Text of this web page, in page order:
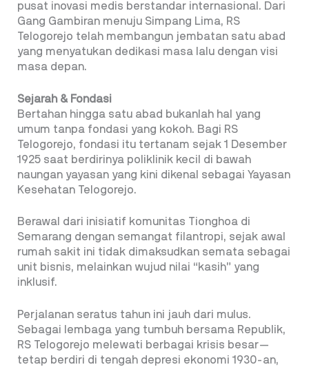
pusat inovasi medis berstandar internasional. Dari
Gang Gambiran menuju Simpang Lima, RS
Telogorejo telah membangun jembatan satu abad
yang menyatukan dedikasi masa lalu dengan visi
masa depan.
Sejarah & Fondasi
Bertahan hingga satu abad bukanlah hal yang
umum tanpa fondasi yang kokoh. Bagi RS
Telogorejo, fondasi itu tertanam sejak 1 Desember
1925 saat berdirinya poliklinik kecil di bawah
naungan yayasan yang kini dikenal sebagai Yayasan
Kesehatan Telogorejo.
Berawal dari inisiatif komunitas Tionghoa di
Semarang dengan semangat filantropi, sejak awal
rumah sakit ini tidak dimaksudkan semata sebagai
unit bisnis, melainkan wujud nilai “kasih” yang
inklusif.
Perjalanan seratus tahun ini jauh dari mulus.
Sebagai lembaga yang tumbuh bersama Republik,
RS Telogorejo melewati berbagai krisis besar—
tetap berdiri di tengah depresi ekonomi 1930-an,